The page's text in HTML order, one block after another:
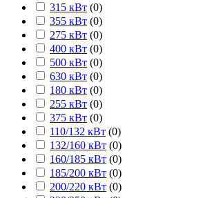
315 кВт (0)
355 кВт (0)
275 кВт (0)
400 кВт (0)
500 кВт (0)
630 кВт (0)
180 кВт (0)
255 кВт (0)
375 кВт (0)
110/132 кВт (0)
132/160 кВт (0)
160/185 кВт (0)
185/200 кВт (0)
200/220 кВт (0)